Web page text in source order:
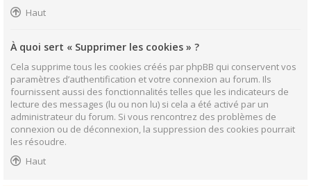
Haut
À quoi sert « Supprimer les cookies » ?
Cela supprime tous les cookies créés par phpBB qui conservent vos
paramètres d’authentification et votre connexion au forum. Ils
fournissent aussi des fonctionnalités telles que les indicateurs de
lecture des messages (lu ou non lu) si cela a été activé par un
administrateur du forum. Si vous rencontrez des problèmes de
connexion ou de déconnexion, la suppression des cookies pourrait
les résoudre.
Haut